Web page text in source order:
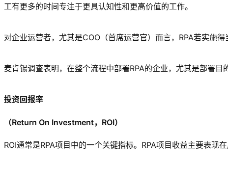
工有更多的时间专注于更具认知性和更高价值的工作。
对企业运营者，尤其是COO（首席运营官）而言，RPA若实施
麦肯锡调查表明，在整个流程中部署RPA的企业，尤其是部署
投资回报率
（Return On Investment，ROI）
ROI通常是RPA项目中的一个关键指标。RPA项目收益主要表现